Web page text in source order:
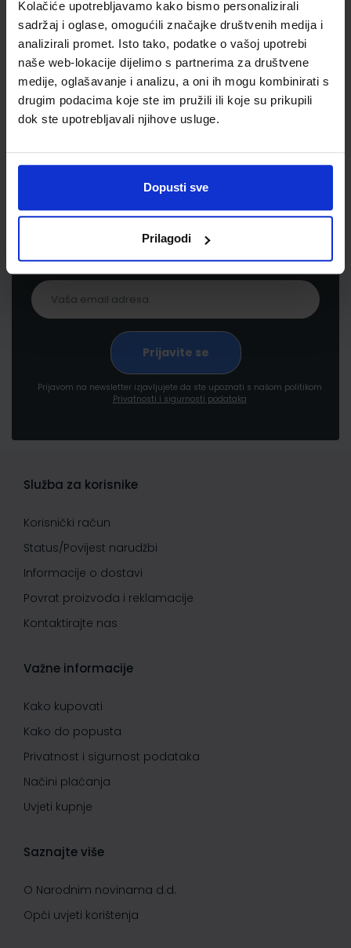
Kolačiće upotrebljavamo kako bismo personalizirali
sadržaj i oglase, omogućili značajke društvenih medija i
analizirali promet. Isto tako, podatke o vašoj upotrebi
naše web-lokacije dijelimo s partnerima za društvene
medije, oglašavanje i analizu, a oni ih mogu kombinirati s
drugim podacima koje ste im pružili ili koje su prikupili
dok ste upotrebljavali njihove usluge.
Dopusti sve
Prilagodi
Newsletter prijava
Prijavite se kako bi primali informacije o novim
proizvodima i uslugama, akcijama i drugim
Prijavom na newsletter izjavljujete da ste upoznati s našom politikom
Privatnosti i sigurnosti podataka
Služba za korisnike
Korisnički račun
Status/Povijest narudžbi
Informacije o dostavi
Povrat proizvoda i reklamacije
Kontaktirajte nas
Važne informacije
Kako kupovati
Kako do popusta
Privatnost i sigurnost podataka
Načini plaćanja
Uvjeti kupnje
Saznajte više
O Narodnim novinama d.d.
Opći uvjeti korištenja